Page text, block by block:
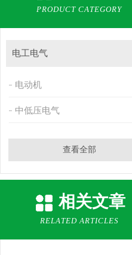
PRODUCT CATEGORY
电工电气
电动机
中低压电气
查看全部
相关文章
RELATED ARTICLES